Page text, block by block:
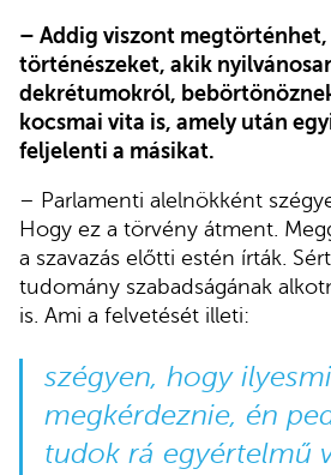
– Addig viszont
történészeket, akik
dekrétumokról,
kocsmai vita is, amely után
feljelenti a másikat.
– Parlamenti alelnökként
Hogy ez a törvény átment.
a szavazás előtti estén írták.
tudomány szabadságának
is. Ami a felvetését illeti:
szégyen, hogy
megkérdeznie, én
tudok rá egyértelmű